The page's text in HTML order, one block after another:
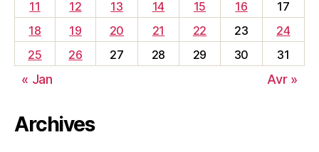
11
12 13 14 15 16
17
18
19 20 21 22 23
24
25
26 27 28 29 30 31
« Jan Avr »
Archives